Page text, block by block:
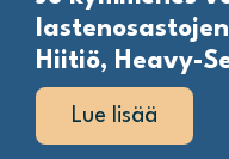
Hiitiö, Heavy-
Lue lisää